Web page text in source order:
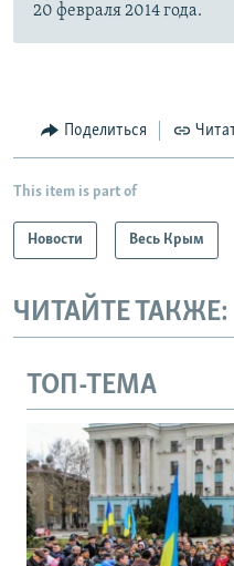
20 февраля 2014 года.
Поделиться
This item is part of
Новости Весь Крым
ЧИТАЙТЕ ТАКЖЕ:
ТОП-ТЕМА